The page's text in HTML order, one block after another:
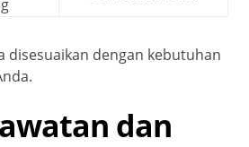
disesuaikan dengan kebutuhan
dan